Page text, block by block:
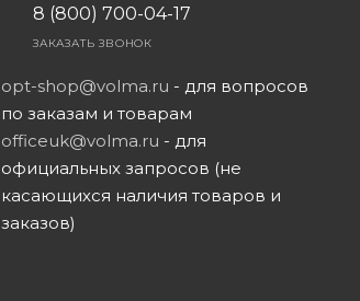
8 (800) 700-04-17
ЗАКАЗАТЬ ЗВОНОК
opt-shop@volma.ru - для вопросов
по заказам и товарам
officeuk@volma.ru - для
официальных запросов (не
касающихся наличия товаров и
заказов)